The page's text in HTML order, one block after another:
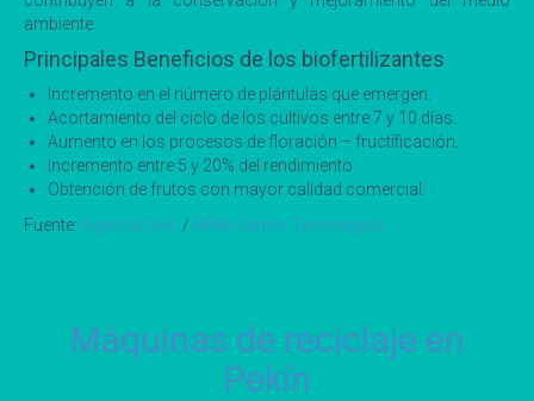
ambiente.
Principales Beneficios de los biofertilizantes
Incremento en el número de plántulas que emergen.
Acortamiento del ciclo de los cultivos entre 7 y 10 días.
Aumento en los procesos de floración – fructificación.
Incremento entre 5 y 20% del rendimiento.
Obtención de frutos con mayor calidad comercial.
Fuente: Agencia Sinc / AINIA Centro Tecnológico
Máquinas de reciclaje en
Pekín